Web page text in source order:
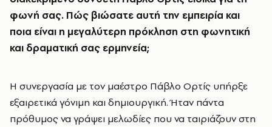
φωνή σας. Πώς βιώσατε αυτή την εμπειρία και
ποια είναι η μεγαλύτερη πρόκληση στη φωνητική
και δραματική σας ερμηνεία;
Η συνεργασία με τον μαέστρο Πάβλο Ορτίς υπήρξε
εξαιρετικά γόνιμη και δημιουργική. Ήταν πάντα
πρόθυμος να γράψει μελωδίες που να ταιριάζουν στη